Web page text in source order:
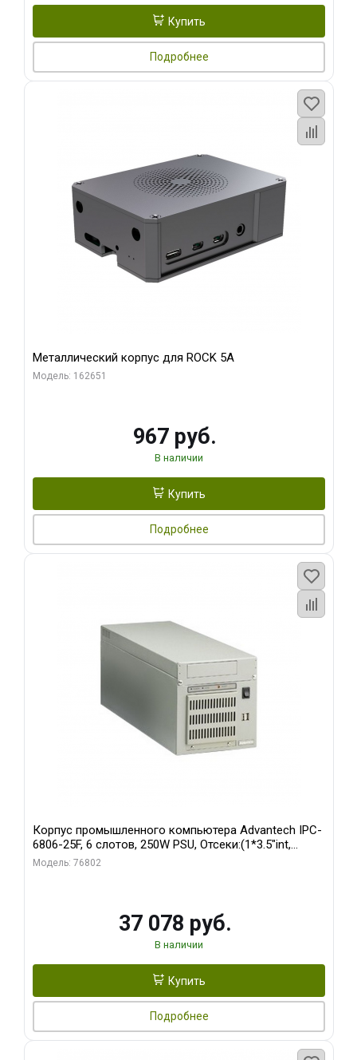
Купить
Подробнее
Металлический корпус для ROCK 5A
Модель: 162651
967 руб.
В наличии
Купить
Подробнее
Корпус промышленного компьютера Advantech IPC-
6806-25F, 6 слотов, 250W PSU, Отсеки:(1*3.5"int,
1*3.5"ext)
Модель: 76802
37 078 руб.
В наличии
Купить
Подробнее